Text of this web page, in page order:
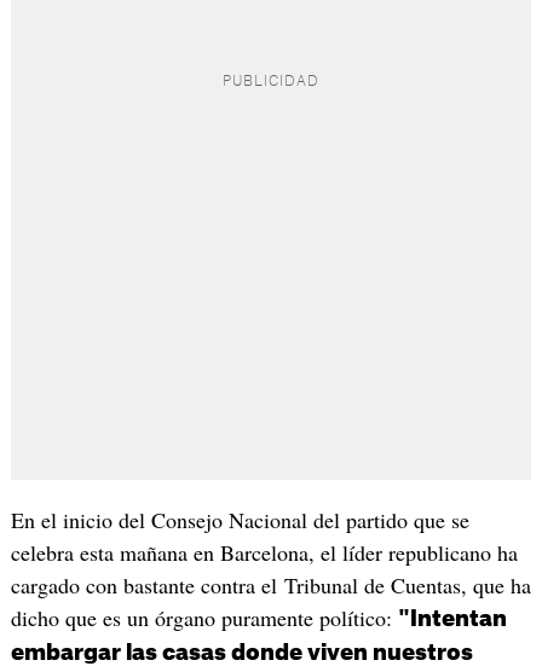
En el inicio del Consejo Nacional del partido que se
celebra esta mañana en Barcelona, el líder republicano ha
cargado con bastante contra el Tribunal de Cuentas, que ha
dicho que es un órgano puramente político: "Intentan
embargar las casas donde viven nuestros